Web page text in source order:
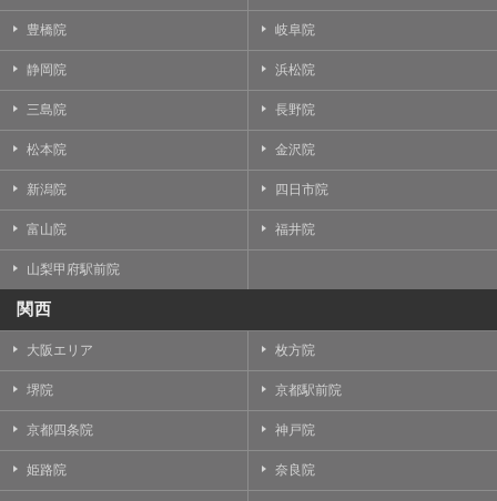
豊橋院 岐阜院
静岡院 浜松院
三島院 長野院
松本院 金沢院
新潟院 四日市院
富山院 福井院
山梨甲府駅前院
関西
大阪エリア 枚方院
堺院 京都駅前院
京都四条院 神戸院
姫路院 奈良院